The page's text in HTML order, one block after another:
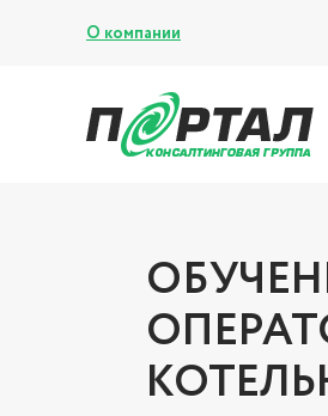
О компании